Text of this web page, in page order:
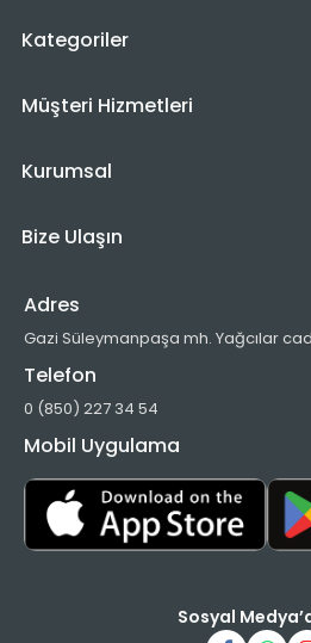
Kategoriler
Müşteri Hizmetleri
Kurumsal
Bize Ulaşın
Adres
Gazi Süleymanpaşa mh. Yağcılar
Telefon
0 (850) 227 34 54
Mobil Uygulama
Sosyal